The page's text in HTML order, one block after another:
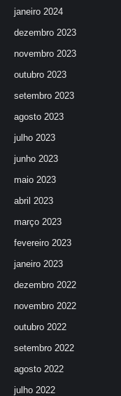
janeiro 2024
dezembro 2023
novembro 2023
outubro 2023
setembro 2023
agosto 2023
julho 2023
junho 2023
maio 2023
abril 2023
março 2023
fevereiro 2023
janeiro 2023
dezembro 2022
novembro 2022
outubro 2022
setembro 2022
agosto 2022
julho 2022